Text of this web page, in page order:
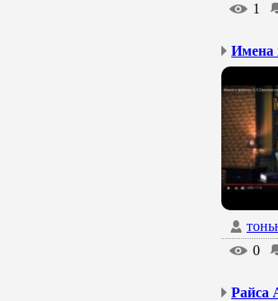
1
Имена
0
Райса